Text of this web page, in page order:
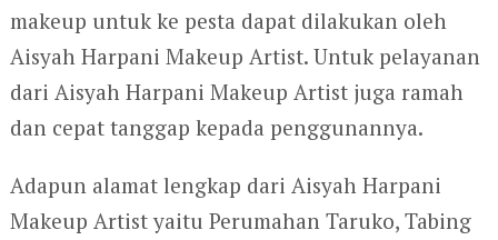
makeup untuk ke pesta dapat dilakukan oleh
Aisyah Harpani Makeup Artist. Untuk pelayanan
dari Aisyah Harpani Makeup Artist juga ramah
dan cepat tanggap kepada penggunannya.
Adapun alamat lengkap dari Aisyah Harpani
Makeup Artist yaitu Perumahan Taruko, Tabing